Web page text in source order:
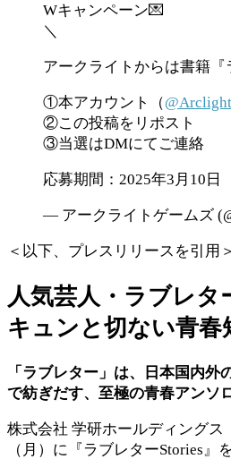
Wキャンペーン💌
＼
アークライトからは書籍『
①本アカウント（
②この投稿をリポスト
③当選はDMにてご連絡
応募期間：2025年3月10日
— アークライトゲームズ
＜以下、プレスリリースを引用＞
人気芸人・ラブレ
キュンと切ない青春
「ラブレター」は、日本国内
で紡ぎだす、至極の青春アンソ
株式会社 学研ホールディングス
（月）に『ラブレターStories』